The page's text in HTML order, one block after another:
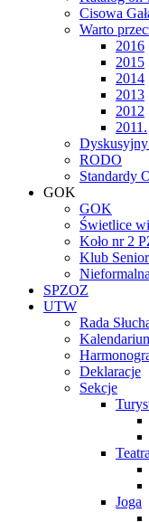
Cisowa
Warto
2016
2015
2014
2013
2012
2011.
RODO
Standardy
GOK
GOK
Świetlice
Koło nr 2
Klub
SPZOZ
UTW
Rada
Deklaracje
Sekcje
Joga